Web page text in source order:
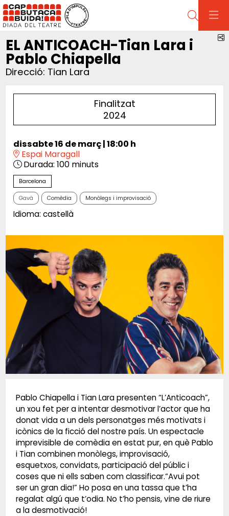
Cerca
EL ANTICOACH-Tian Lara i
Pablo Chiapella
Direcció: Tian Lara
Finalitzat
2024
dissabte 16 de març|18:00 h
Espai Maragall
Durada: 100 minuts
Barcelona
Gavà Comèdia Monòlegs i improvisació
Idioma: castellà
Pablo Chiapella i Tian Lara presenten “L’Anticoach”,
un xou fet per a intentar desmotivar l’actor que ha
donat vida a un dels personatges més motivats i
icònics de la ficció del nostre país. Un espectacle
imprevisible de comèdia en estat pur, en què Pablo
i Tian combinen monòlegs, improvisació,
esquetxos, convidats, participació del públic i
coses que ni ells saben com classificar.“Avui pot
ser un gran dia!” Ho posa en una tassa que t’ha
regalat algú que t’odia. No t’ho pensis, vine de riure
a la desmotivació!